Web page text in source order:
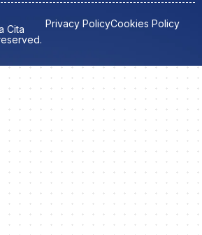
Cita
Privacy PolicyCookies Policy